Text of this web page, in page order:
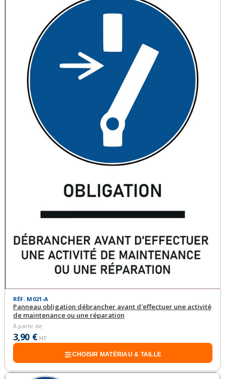
RÉF. M021-A
Panneau obligation débrancher avant d'effectuer une activité
de maintenance ou une réparation
À partir de
3,90 € HT
CHOISIR MATÉRIAU & TAILLE